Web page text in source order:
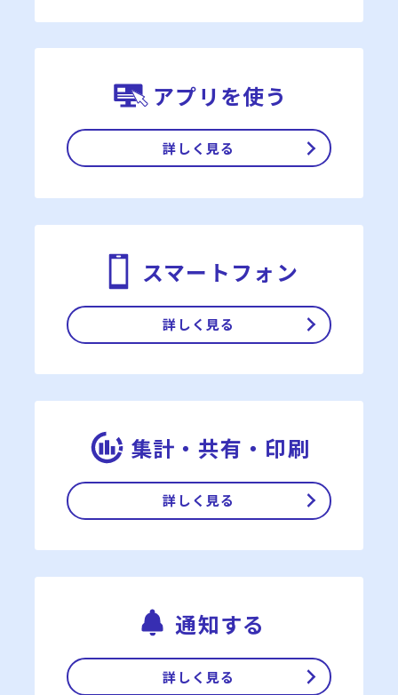
アプリを使う
詳しく見る
スマートフォン
詳しく見る
集計・共有・印刷
詳しく見る
通知する
詳しく見る